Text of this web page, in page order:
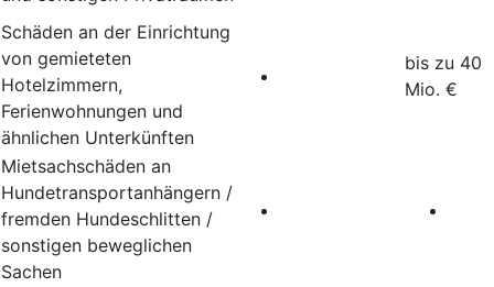
Schäden an der Einrichtung
von gemieteten
Hotelzimmern,
Ferienwohnungen und
ähnlichen Unterkünften
bis zu 40
Mio. €
Mietsachschäden an
Hundetransportanhängern /
fremden Hundeschlitten /
sonstigen beweglichen
Sachen